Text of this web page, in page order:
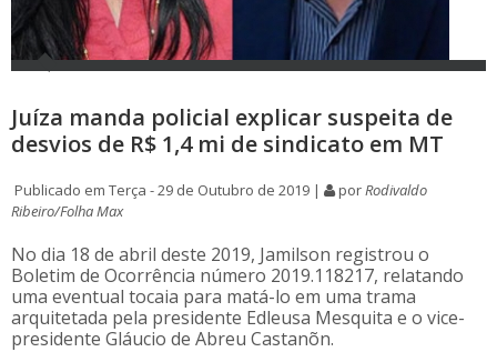
Juíza manda policial explicar suspeita de
desvios de R$ 1,4 mi de sindicato em MT
Publicado em Terça - 29 de Outubro de 2019 | porRodivaldo
Ribeiro/Folha Max
No dia 18 de abril deste 2019, Jamilson registrou o
Boletim de Ocorrência número 2019.118217, relatando
uma eventual tocaia para matá-lo em uma trama
arquitetada pela presidente Edleusa Mesquita e o vice-
presidente Gláucio de Abreu Castanõn.